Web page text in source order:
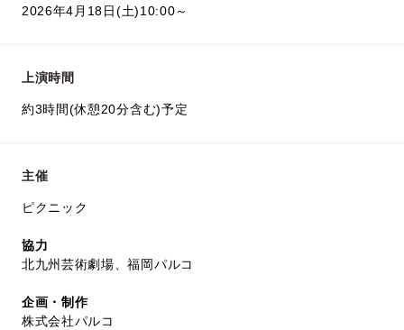
2026年4月18日(土)10:00～
上演時間
約3時間(休憩20分含む)予定
主催
ピクニック
協力
北九州芸術劇場、福岡パルコ
企画・制作
株式会社パルコ